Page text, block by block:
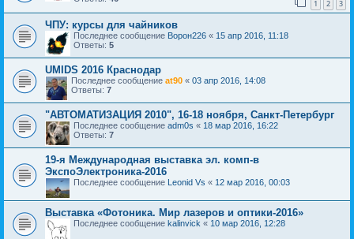
1 2 3
ЧПУ: курсы для чайников
Последнее сообщение Ворон226 « 15 апр 2016, 11:18
Ответы: 5
UMIDS 2016 Краснодар
Последнее сообщение at90 « 03 апр 2016, 14:08
Ответы: 7
"АВТОМАТИЗАЦИЯ 2010", 16-18 ноября, Санкт-Петербург
Последнее сообщение adm0s « 18 мар 2016, 16:22
Ответы: 7
19-я Международная выставка эл. комп-в
ЭкспоЭлектроника-2016
Последнее сообщение Leonid Vs « 12 мар 2016, 00:03
Выставка «Фотоника. Мир лазеров и оптики-2016»
Последнее сообщение kalinvick « 10 мар 2016, 12:28